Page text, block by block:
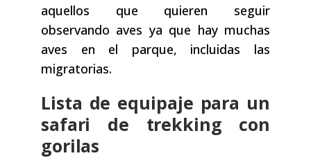
aquellos que quieren seguir
observando aves ya que hay muchas
aves en el parque, incluidas las
migratorias.
Lista de equipaje para un
safari de trekking con
gorilas